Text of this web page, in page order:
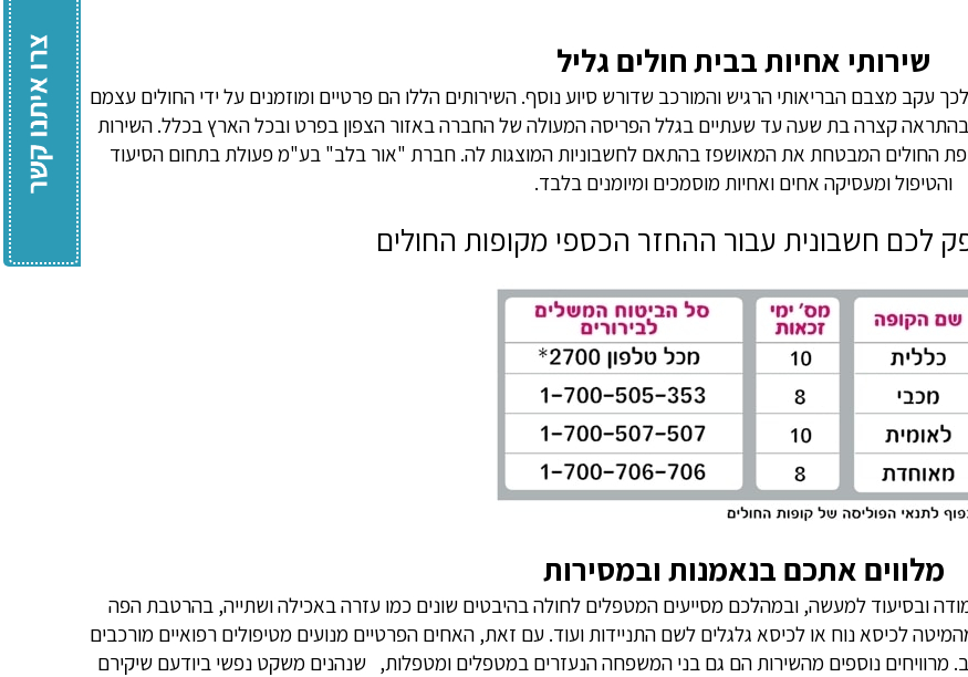
שירותי אחיות בבית חולים גליל
עקב מצבם הבריאותי הרגיש והמורכב שדורש סיוע נוסף. השירותים הללו הם פרטיים ומוזמנים על ידי החולים עצמם
בהתראה קצרה בת שעה עד שעתיים בגלל הפריסה המעולה של החברה באזור הצפון בפרט ובכל הארץ בכלל. השירות
החולים המבטחת את המאושפז בהתאם לחשבוניות המוצגות לה. חברת "אור בלב" בע"מ פעולת בתחום הסיעוד
והטיפול ומעסיקה אחים ואחיות מוסמכים ומיומנים בלבד.
לכם חשבונית עבור ההחזר הכספי מקופות החולים
מלווים אתכם בנאמנות ובמסירות
ובסיעוד למעשה, ובמהלכם מסייעים המטפלים לחולה בהיבטים שונים כמו עזרה באכילה ושתייה, בהרטבת הפה
לכיסא נוח או לכיסא גלגלים לשם התניידות ועוד. עם זאת, האחים הפרטיים מנועים מטיפולים רפואיים מורכבים
מרוויחים נוספים מהשירות הם גם בני המשפחה הנעזרים במטפלים ומטפלות, שנהנים משקט נפשי ביודעם שיקירם